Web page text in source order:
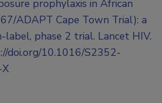
prophylaxis in African
ADAPT Cape Town Trial): a
label, phase 2 trial. Lancet HIV.
doi.org/10.1016/S2352-